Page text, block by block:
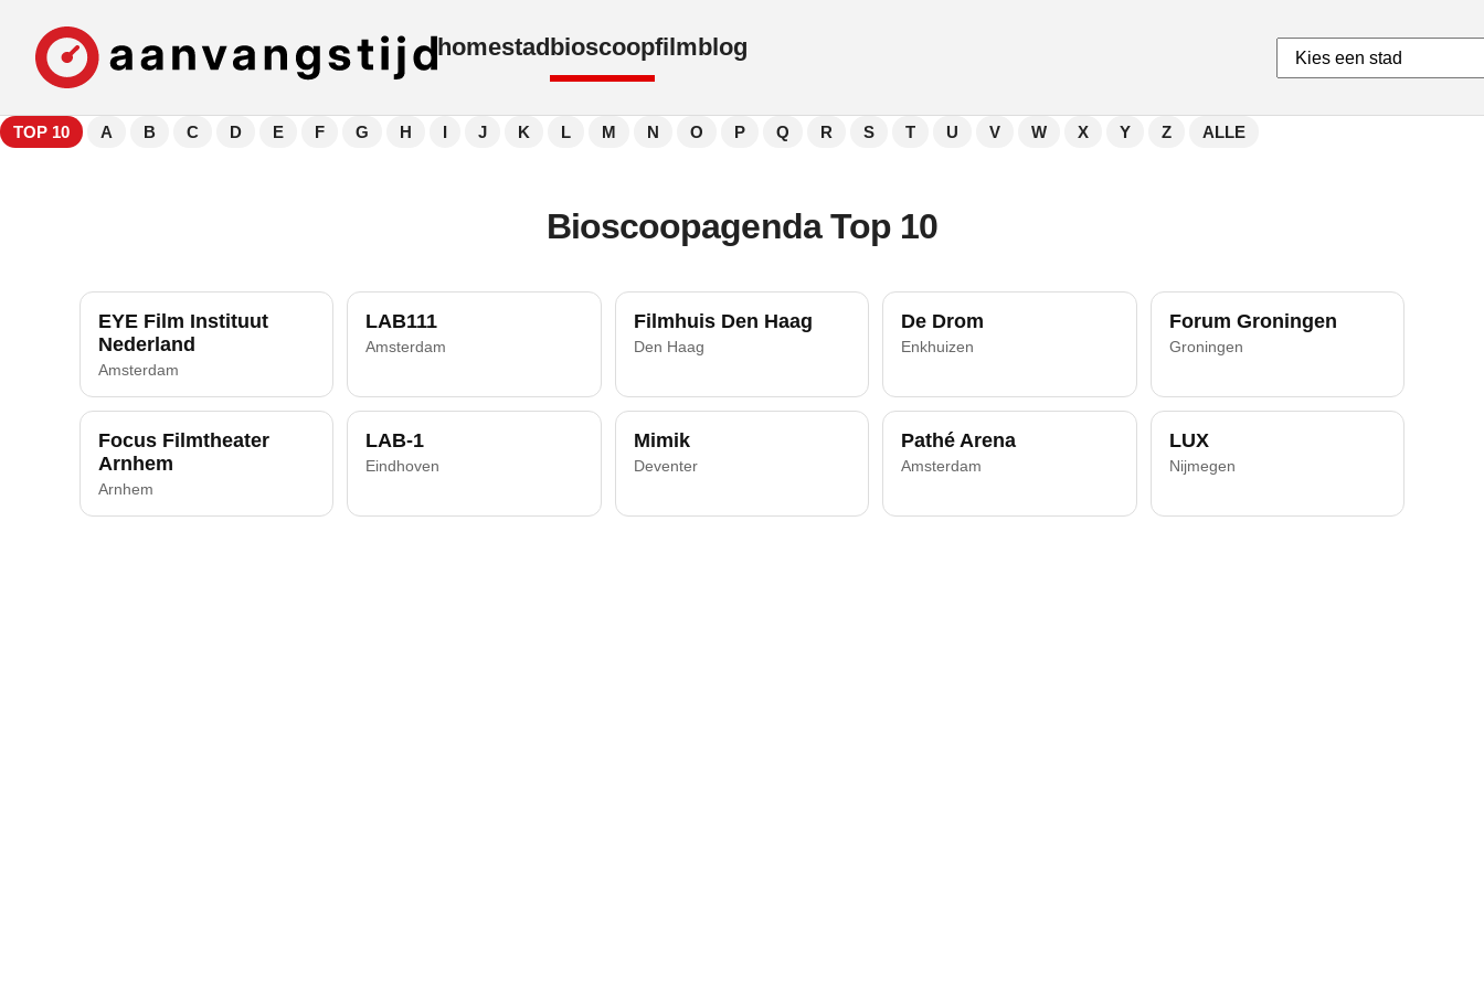
homestadbioscoopfilmblog
TOP 10 A B C D E F G H I J K L M N O P Q R S T U V W X Y Z ALLE
Bioscoopagenda Top 10
EYE Film Instituut
Nederland
Amsterdam
LAB111
Amsterdam
Filmhuis Den Haag
Den Haag
De Drom
Enkhuizen
Forum Groningen
Groningen
Focus Filmtheater
Arnhem
Arnhem
LAB-1
Eindhoven
Mimik
Deventer
Pathé Arena
Amsterdam
LUX
Nijmegen